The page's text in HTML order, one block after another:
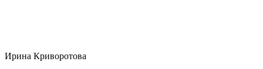
Ирина Криворотова